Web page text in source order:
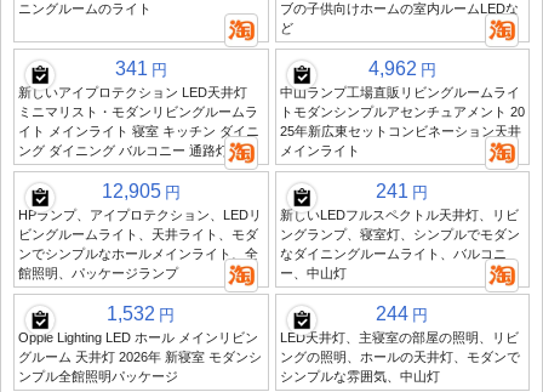
ニングルームのライト
ブの子供向けホームの室内ルームLEDな
ど
341 円
新しいアイプロテクション LED天井灯
ミニマリスト・モダンリビングルームラ
イト メインライト 寝室 キッチン ダイニ
ング ダイニング バルコニー 通路灯
4,962 円
中山ランプ工場直販リビングルームライ
トモダンシンプルアセンチュアメント 20
25年新広東セットコンビネーション天井
メインライト
12,905 円
HPランプ、アイプロテクション、LEDリ
ビングルームライト、天井ライト、モダ
ンでシンプルなホールメインライト、全
館照明、パッケージランプ
241 円
新しいLEDフルスペクトル天井灯、リビ
ングランプ、寝室灯、シンプルでモダン
なダイニングルームライト、バルコニ
ー、中山灯
1,532 円
Opple Lighting LED ホール メインリビン
グルーム 天井灯 2026年 新寝室 モダンシ
ンプル全館照明パッケージ
244 円
LED天井灯、主寝室の部屋の照明、リビ
ングの照明、ホールの天井灯、モダンで
シンプルな雰囲気、中山灯